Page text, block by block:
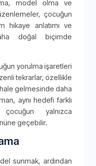
model olma ve
çocuğun
hikaye anlatımı ve
doğal biçimde
yorulma işaretleri
tekrarlar, özellikle
gelmesinde daha
aynı hedefi farklı
yalnızca
geçebilir.
sunmak, ardından